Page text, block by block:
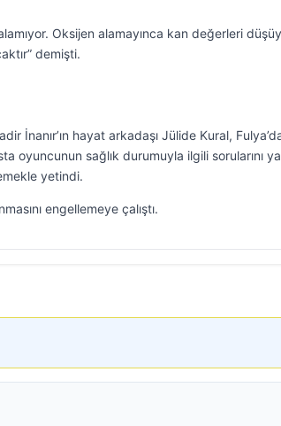
Oksijen alamayınca kan değerleri
demişti.
İnanır’ın hayat arkadaşı Jülide Kural,
oyuncunun sağlık durumuyla ilgili sorularını
yetindi.
engellemeye çalıştı.